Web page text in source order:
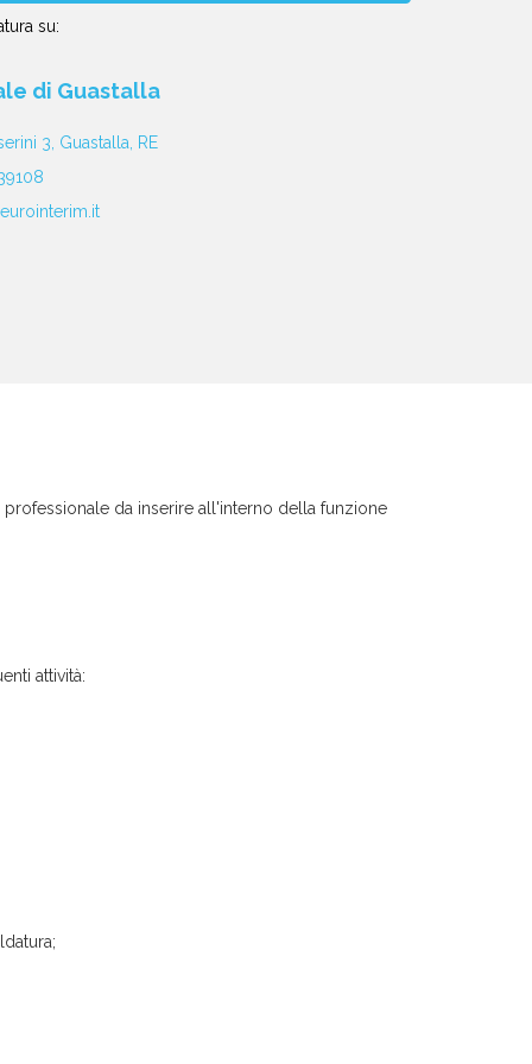
su:
di Guastalla
3, Guastalla, RE
da inserire all'interno della funzione
attività: